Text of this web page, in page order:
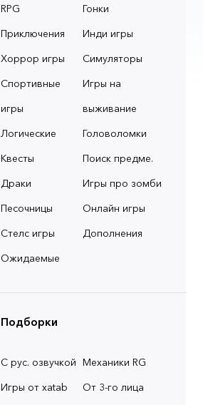
RPG
Гонки
Приключения
Инди игры
Хоррор игры
Симуляторы
Спортивные
игры
Игры на
выживание
Логические
Головоломки
Квесты
Поиск предме.
Драки
Игры про зомби
Песочницы
Онлайн игры
Стелс игры
Дополнения
Ожидаемые
Подборки
С рус. озвучкой Механики RG
Игры от xatab
От 3-го лица